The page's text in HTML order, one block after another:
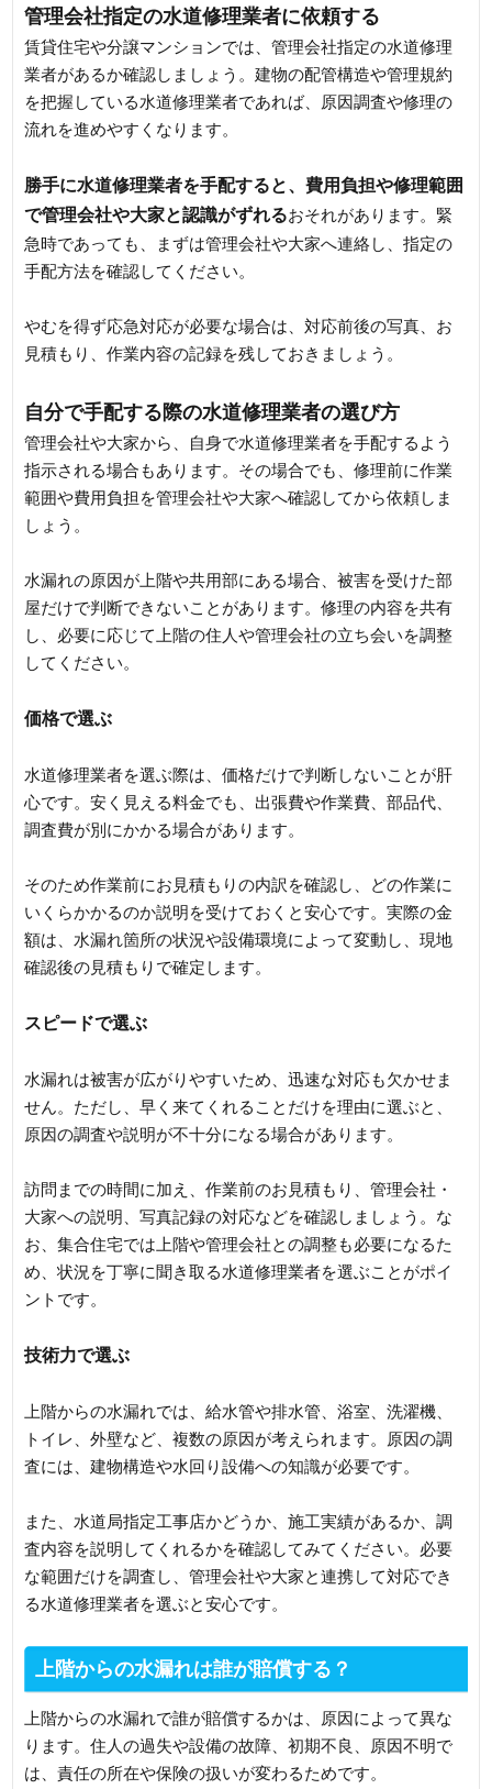
管理会社指定の水道修理業者に依頼する
賃貸住宅や分譲マンションでは、管理会社指定の水道修理
業者があるか確認しましょう。建物の配管構造や管理規約
を把握している水道修理業者であれば、原因調査や修理の
流れを進めやすくなります。
勝手に水道修理業者を手配すると、費用負担や修理範囲
で管理会社や大家と認識がずれるおそれがあります。緊
急時であっても、まずは管理会社や大家へ連絡し、指定の
手配方法を確認してください。
やむを得ず応急対応が必要な場合は、対応前後の写真、お
見積もり、作業内容の記録を残しておきましょう。
自分で手配する際の水道修理業者の選び方
管理会社や大家から、自身で水道修理業者を手配するよう
指示される場合もあります。その場合でも、修理前に作業
範囲や費用負担を管理会社や大家へ確認してから依頼しま
しょう。
水漏れの原因が上階や共用部にある場合、被害を受けた部
屋だけで判断できないことがあります。修理の内容を共有
し、必要に応じて上階の住人や管理会社の立ち会いを調整
してください。
価格で選ぶ
水道修理業者を選ぶ際は、価格だけで判断しないことが肝
心です。安く見える料金でも、出張費や作業費、部品代、
調査費が別にかかる場合があります。
そのため作業前にお見積もりの内訳を確認し、どの作業に
いくらかかるのか説明を受けておくと安心です。実際の金
額は、水漏れ箇所の状況や設備環境によって変動し、現地
確認後の見積もりで確定します。
スピードで選ぶ
水漏れは被害が広がりやすいため、迅速な対応も欠かせま
せん。ただし、早く来てくれることだけを理由に選ぶと、
原因の調査や説明が不十分になる場合があります。
訪問までの時間に加え、作業前のお見積もり、管理会社・
大家への説明、写真記録の対応などを確認しましょう。な
お、集合住宅では上階や管理会社との調整も必要になるた
め、状況を丁寧に聞き取る水道修理業者を選ぶことがポイ
ントです。
技術力で選ぶ
上階からの水漏れでは、給水管や排水管、浴室、洗濯機、
トイレ、外壁など、複数の原因が考えられます。原因の調
査には、建物構造や水回り設備への知識が必要です。
また、水道局指定工事店かどうか、施工実績があるか、調
査内容を説明してくれるかを確認してみてください。必要
な範囲だけを調査し、管理会社や大家と連携して対応でき
る水道修理業者を選ぶと安心です。
上階からの水漏れは誰が賠償する？
上階からの水漏れで誰が賠償するかは、原因によって異な
ります。住人の過失や設備の故障、初期不良、原因不明で
は、責任の所在や保険の扱いが変わるためです。